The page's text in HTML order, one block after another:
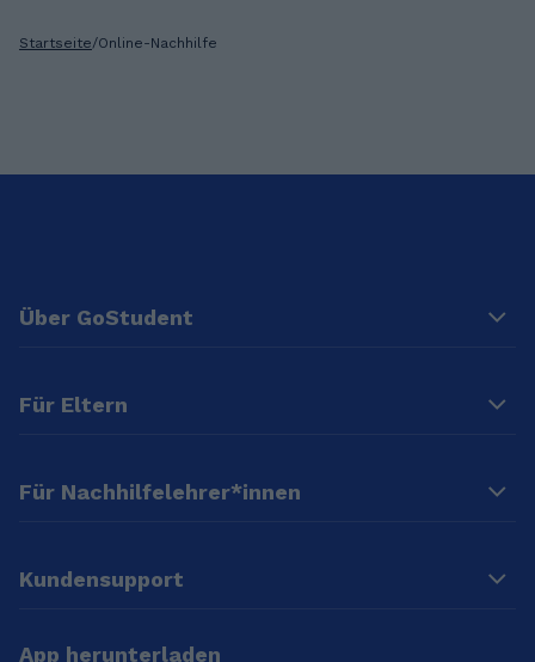
Startseite/Online-Nachhilfe
Über GoStudent
Für Eltern
Für Nachhilfelehrer*innen
Kundensupport
App herunterladen